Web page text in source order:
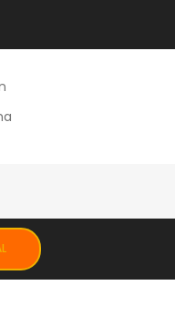
Local comercial
$91,500